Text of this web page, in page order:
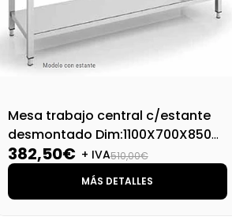
Mesa trabajo central c/estante
desmontado Dim:1100X700X850
Mm
382,50€ + IVA510,00€
MÁS DETALLES